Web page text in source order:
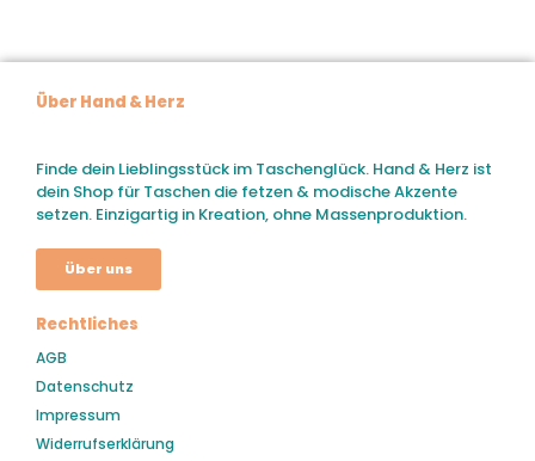
Über Hand & Herz
Finde dein Lieblingsstück im Taschenglück. Hand & Herz ist
dein Shop für Taschen die fetzen & modische Akzente
setzen. Einzigartig in Kreation, ohne Massenproduktion.
Über uns
Rechtliches
AGB
Datenschutz
Impressum
Widerrufserklärung